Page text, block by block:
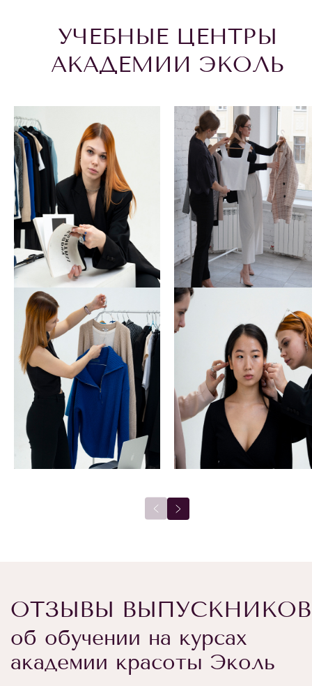
УЧЕБНЫЕ ЦЕНТРЫ
АКАДЕМИИ ЭКОЛЬ
ОТЗЫВЫ ВЫПУСКНИКОВ
об обучении на курсах
академии красоты Эколь